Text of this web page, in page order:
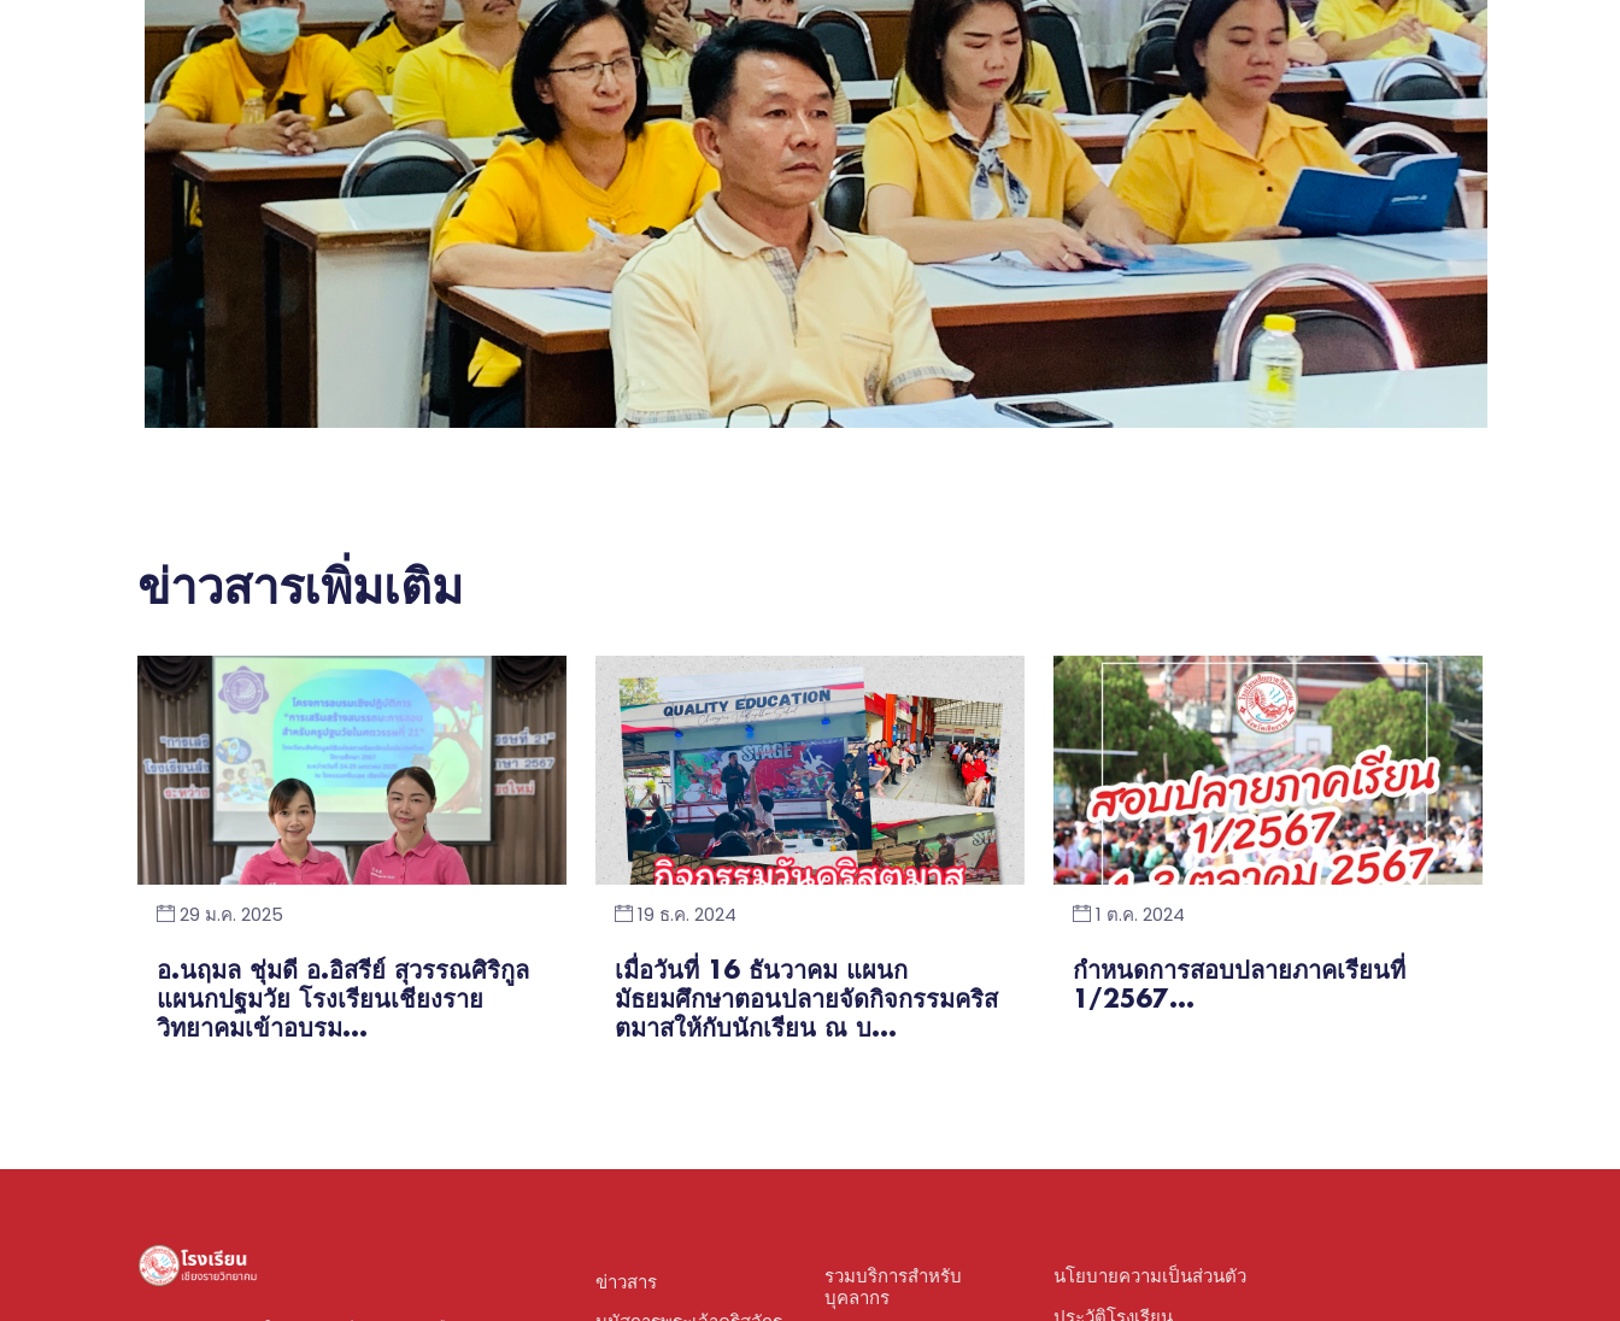
ข่าวสารเพิ่มเติม
29 ม.ค. 2025
อ.นฤมล ชุ่มดี อ.อิสรีย์ สุวรรณศิริกูล
แผนกปฐมวัย โรงเรียนเชียงราย
วิทยาคมเข้าอบรม...
19 ธ.ค. 2024
เมื่อวันที่ 16 ธันวาคม แผนก
มัธยมศึกษาตอนปลายจัดกิจกรรมคริส
ตมาสให้กับนักเรียน ณ บ...
1 ต.ค. 2024
กำหนดการสอบปลายภาคเรียนที่
1/2567...
ข่าวสาร
รวมบริการสำหรับ
บุคลากร
นโยบายความเป็นส่วนตัว